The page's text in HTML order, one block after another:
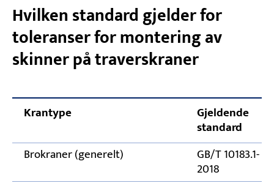
Sjekk 9 — Skinnehelling G
Sjekk 10 — Jernbanesenter vs.
nettsenteravvik K
for traverskran
toleransegrensen
Hvilken standard gjelder for
toleranser for montering av
skinner på traverskraner
Krantype Gjeldende
standard
Brokraner (generelt)
GB/T 10183.1-
2018